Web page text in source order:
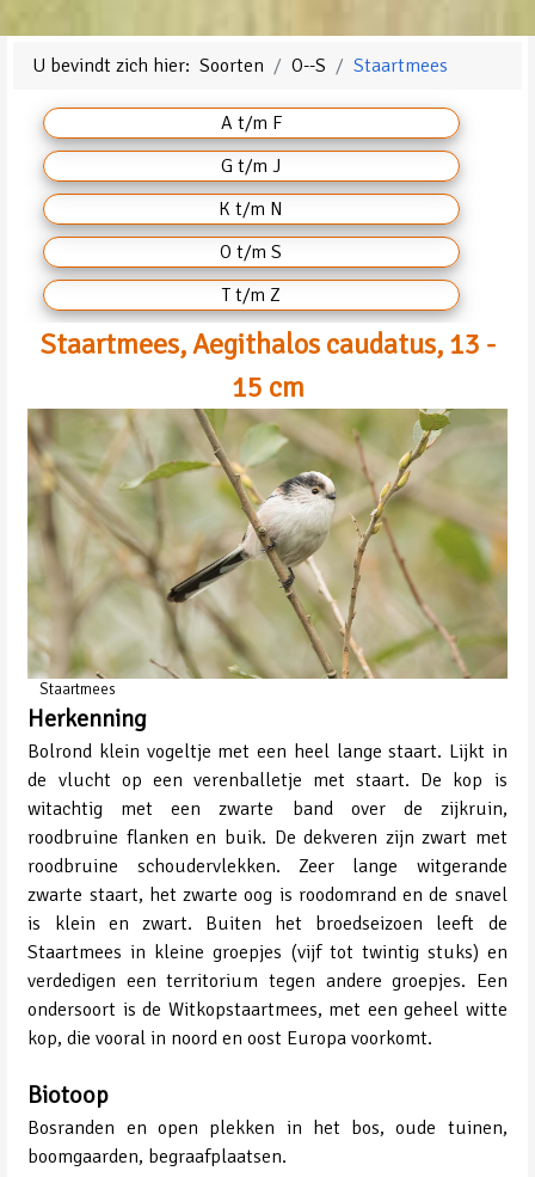
U bevindt zich hier:Soorten O--S Staartmees
A t/m F
G t/m J
K t/m N
O t/m S
T t/m Z
Staartmees, Aegithalos caudatus, 13 -
15 cm
Staartmees
Herkenning
Bolrond klein vogeltje met een heel lange staart. Lijkt in
de vlucht op een verenballetje met staart. De kop is
witachtig met een zwarte band over de zijkruin,
roodbruine flanken en buik. De dekveren zijn zwart met
roodbruine schoudervlekken. Zeer lange witgerande
zwarte staart, het zwarte oog is roodomrand en de snavel
is klein en zwart. Buiten het broedseizoen leeft de
Staartmees in kleine groepjes (vijf tot twintig stuks) en
verdedigen een territorium tegen andere groepjes. Een
ondersoort is de Witkopstaartmees, met een geheel witte
kop, die vooral in noord en oost Europa voorkomt.
Biotoop
Bosranden en open plekken in het bos, oude tuinen,
boomgaarden, begraafplaatsen.